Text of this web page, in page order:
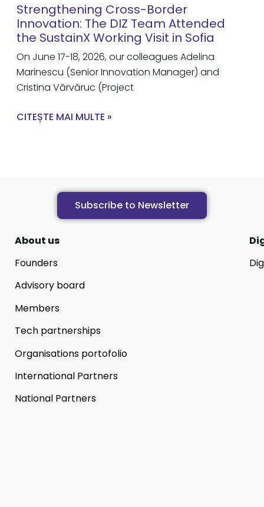
Strengthening Cross-Border
Innovation: The DIZ Team Attended
the SustainX Working Visit in Sofia
On June 17-18, 2026, our colleagues Adelina
Marinescu (Senior Innovation Manager) and
Cristina Vărvăruc (Project
CITEȘTE MAI MULTE »
Subscribe to Newsletter
About us
Founders
Advisory board
Members
Tech partnerships
Organisations portofolio
International Partners
National Partners